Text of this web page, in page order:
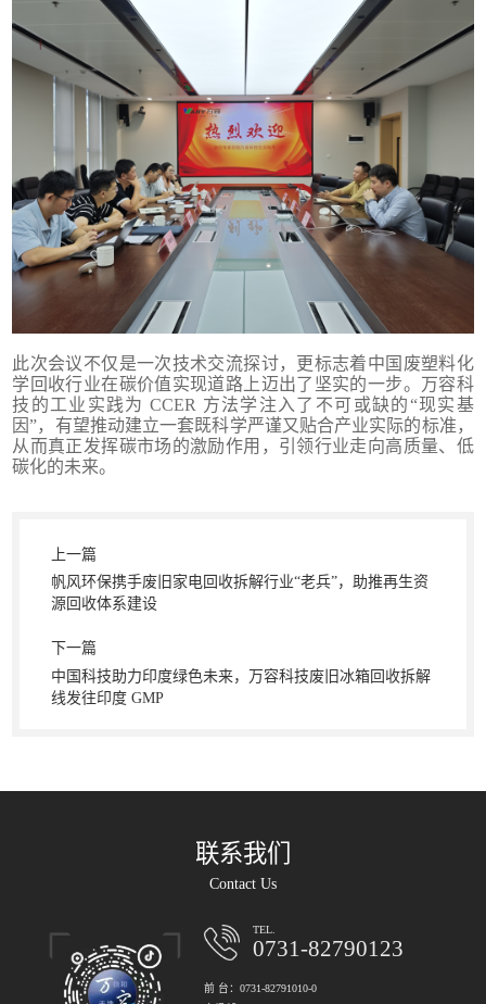
此次会议不仅是一次技术交流探讨，更标志着中国废塑料化
学回收行业在碳价值实现道路上迈出了坚实的一步。万容科
技的工业实践为 CCER 方法学注入了不可或缺的“现实基
因”，有望推动建立一套既科学严谨又贴合产业实际的标准，
从而真正发挥碳市场的激励作用，引领行业走向高质量、低
碳化的未来。
上一篇
帆风环保携手废旧家电回收拆解行业“老兵”，助推再生资
源回收体系建设
下一篇
中国科技助力印度绿色未来，万容科技废旧冰箱回收拆解
线发往印度 GMP
联系我们
Contact Us
TEL.
0731-82790123
前 台：0731-82791010-0